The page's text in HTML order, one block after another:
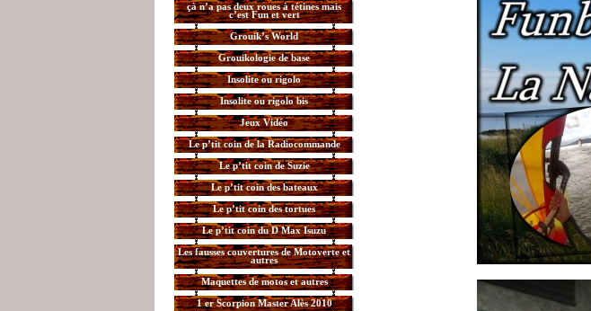
çà n’a pas deux roues à tétines mais
c’est Fun et vert
Grouik’s World
Grouikologie de base
Insolite ou rigolo
Insolite ou rigolo bis
Jeux Vidéo
Le p’tit coin de la Radiocommande
Le p’tit coin de Suzie
Le p’tit coin des bateaux
Le p’tit coin des tortues
Le p’tit coin du D Max Isuzu
Les fausses couvertures de Motoverte et
autres
Maquettes de motos et autres
1 er Scorpion Master Alès 2010